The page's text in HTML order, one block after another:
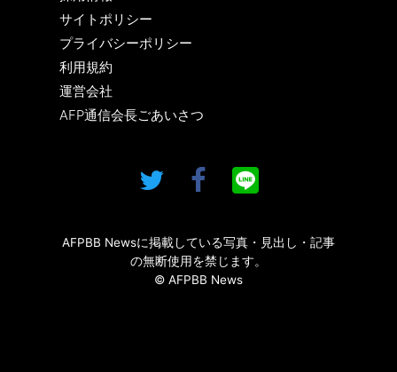
サイトポリシー
プライバシーポリシー
利用規約
運営会社
AFP通信会長ごあいさつ
AFPBB Newsに掲載している写真・見出し・記事
の無断使用を禁じます。
© AFPBB News